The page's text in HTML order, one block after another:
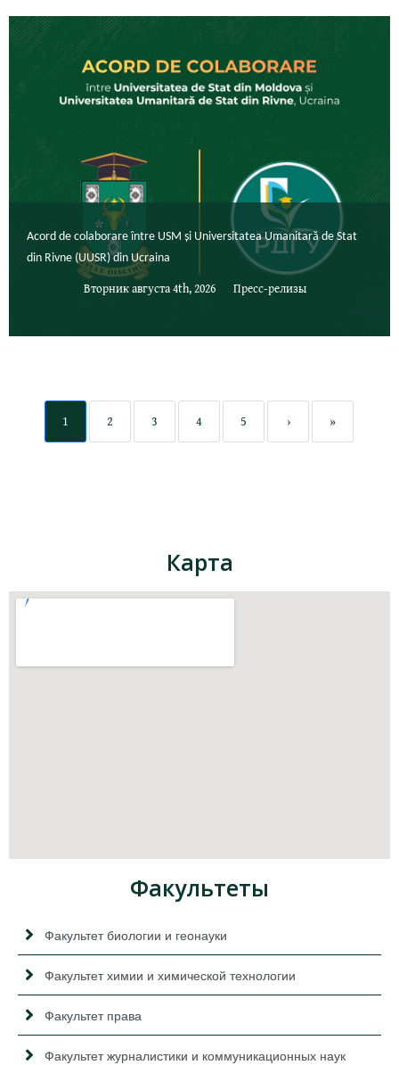
Acord de colaborare între USM și Universitatea Umanitară de Stat
din Rivne (UUSR) din Ucraina
Вторник августа 4th, 2026 Пресс-релизы
1 2 3 4 5 › »
Карта
Факультеты
Факультет биологии и геонауки
Факультет химии и химической технологии
Факультет права
Факультет журналистики и коммуникационных наук